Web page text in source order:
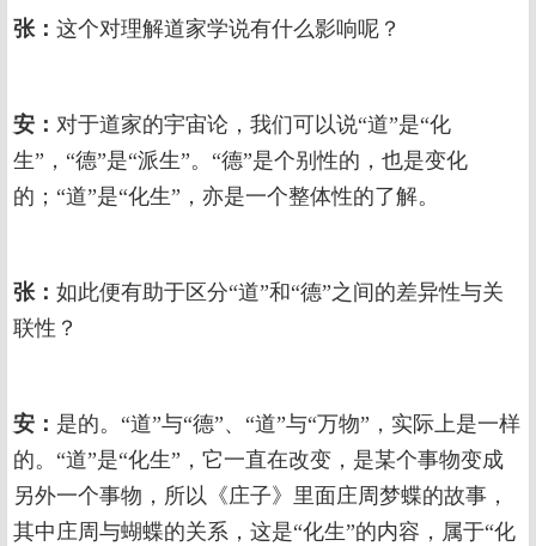
张： 这个对理解道家学说有什么影响呢？
安： 对于道家的宇宙论，我们可以说“道”是“化
生”，“德”是“派生”。“德”是个别性的，也是变化
的；“道”是“化生”，亦是一个整体性的了解。
张： 如此便有助于区分“道”和“德”之间的差异性与关
联性？
安： 是的。“道”与“德”、“道”与“万物”，实际上是一样
的。“道”是“化生”，它一直在改变，是某个事物变成
另外一个事物，所以《庄子》里面庄周梦蝶的故事，
其中庄周与蝴蝶的关系，这是“化生”的内容，属于“化